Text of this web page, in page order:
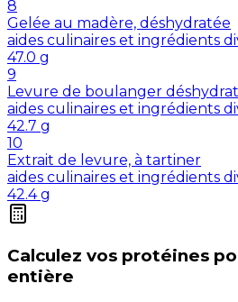
8
Gelée au madère, déshydratée
aides culinaires et ingrédients
47.0 g
9
Levure de boulanger
aides culinaires et ingrédients
42.7 g
10
Extrait de levure, à tartiner
aides culinaires et ingrédients
42.4 g
Calculez vos protéines
entière